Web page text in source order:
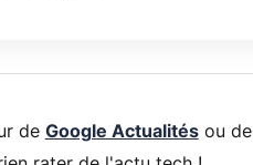
de Google Actualitésou de